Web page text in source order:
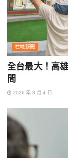
在地新聞
全台最大！高
間
2026 年 8 月 4 日